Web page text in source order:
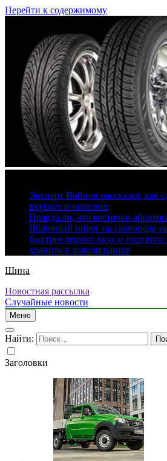
Перейти к содержимому
Эксперт Войнов рассказал, как
вкуснее и полезнее
Правда ли, что косточки
Яблочный пирог на сковороде
Быстрее теряют вкус и
хранить в холодильнике
Шина
Новостная рассылка
Случайные новости
Меню
Найти:
Заголовки